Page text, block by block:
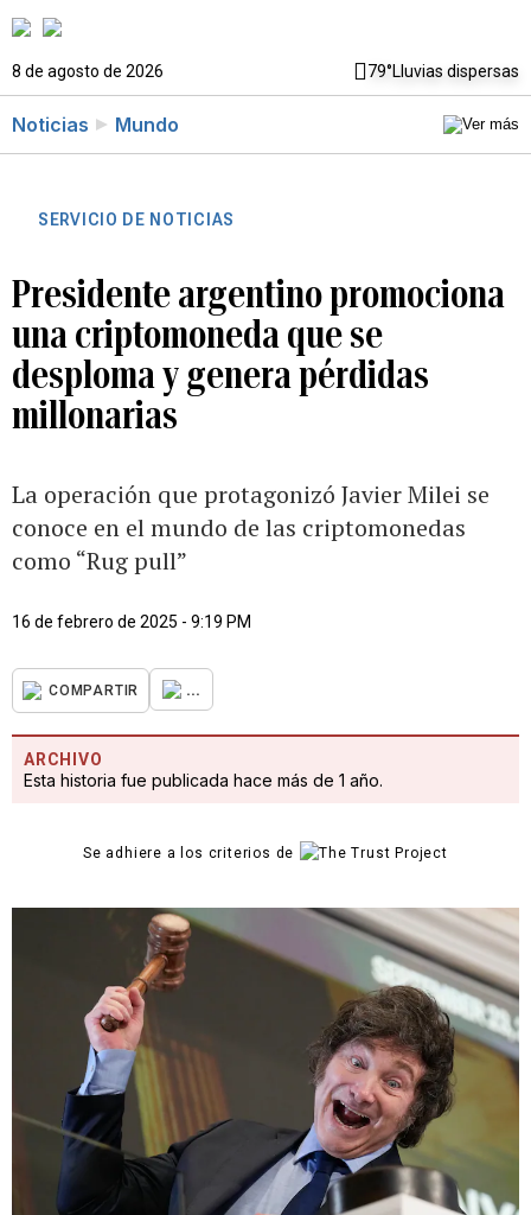
8 de agosto de 2026 79°Lluvias dispersas
Noticias Mundo
SERVICIO DE NOTICIAS
Presidente argentino promociona
una criptomoneda que se
desploma y genera pérdidas
millonarias
La operación que protagonizó Javier Milei se
conoce en el mundo de las criptomonedas
como “Rug pull”
16 de febrero de 2025 - 9:19 PM
COMPARTIR ...
ARCHIVO
Esta historia fue publicada hace más de 1 año.
Se adhiere a los criterios de